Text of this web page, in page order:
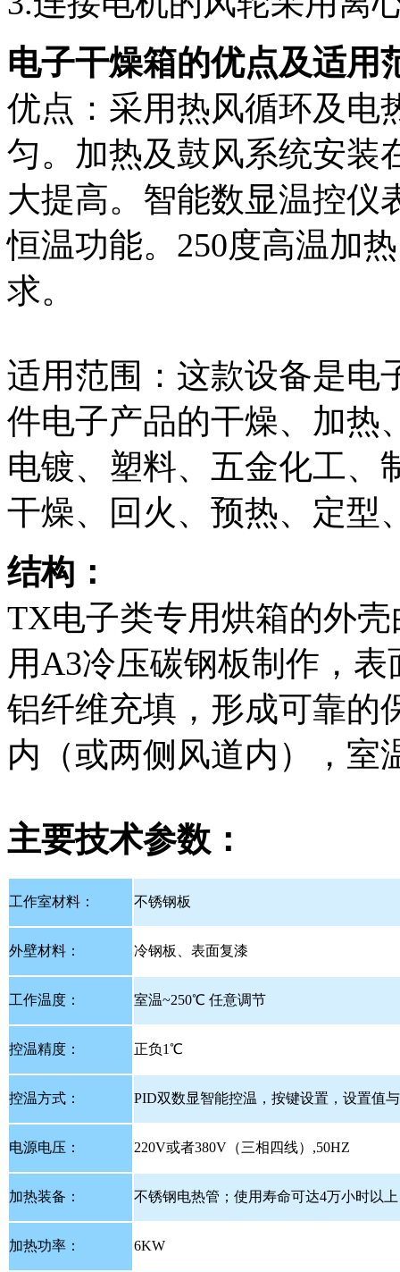
电子干燥箱的优点及适用
优点：采用热风循环及电
匀。加热及鼓风系统安装
大提高。智能数显温控仪
恒温功能。250度高温加
求。
适用范围：这款设备是电
件电子产品的干燥、加热
电镀、塑料、五金化工、
干燥、回火、预热、定型
结构：
TX电子类专用烘箱的外
用A3冷压碳钢板制作，
铝纤维充填，形成可靠的
内（或两侧风道内），
主要技术参数：
工作室材料： 不锈钢板
外壁材料： 冷钢板、表面复漆
工作温度： 室温~250℃ 任意调节
控温精度： 正负1℃
控温方式： PID双数显智能控温，按键设置，设置值
电源电压： 220V或者380V（三相四线）,50HZ
加热装备： 不锈钢电热管；使用寿命可达4万小时以上
加热功率： 6KW